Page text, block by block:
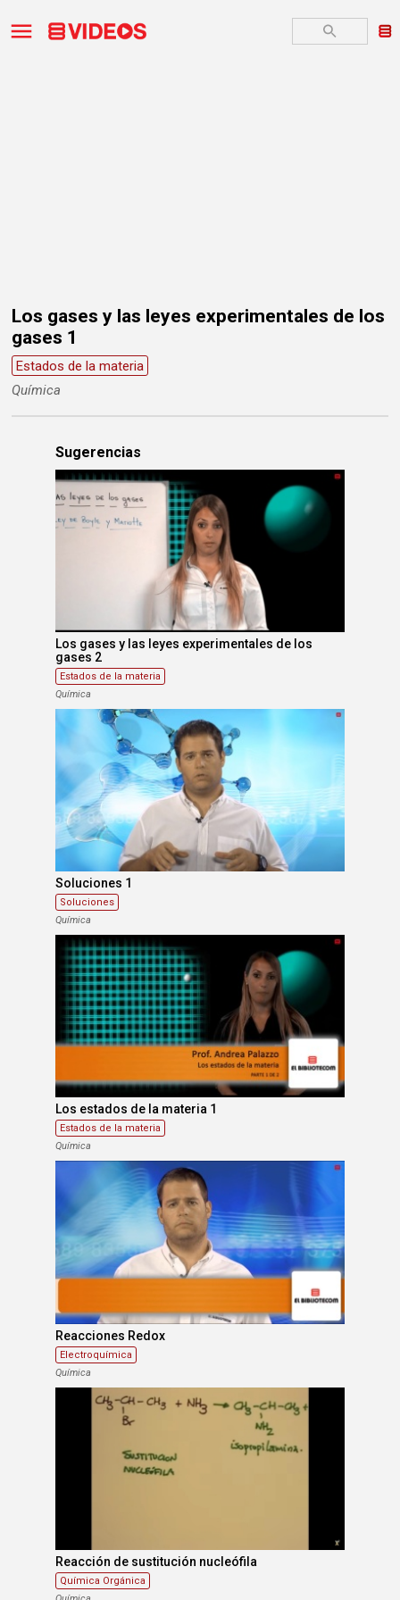
Los gases y las leyes experimentales de los
gases 1
Estados de la materia
Química
Sugerencias
Los gases y las leyes experimentales de los
gases 2
Estados de la materia
Química
Soluciones 1
Soluciones
Química
Los estados de la materia 1
Estados de la materia
Química
Reacciones Redox
Electroquímica
Química
Reacción de sustitución nucleófila
Química Orgánica